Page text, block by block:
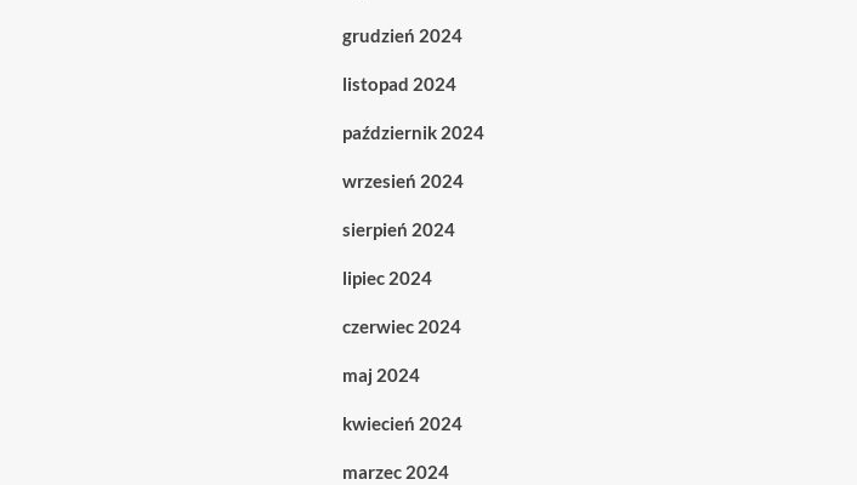
grudzień 2024
listopad 2024
październik 2024
wrzesień 2024
sierpień 2024
lipiec 2024
czerwiec 2024
maj 2024
kwiecień 2024
marzec 2024